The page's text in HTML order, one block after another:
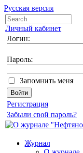
Русская версия
Личный кабинет
Логин:
Пароль:
Запомнить меня
Регистрация
Забыли свой пароль?
Журнал